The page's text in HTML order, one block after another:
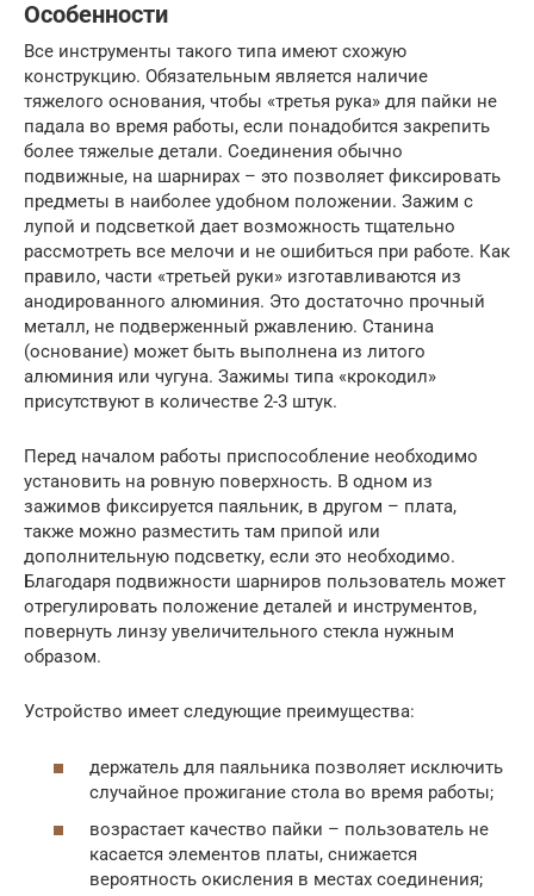
Особенности
Все инструменты такого типа имеют схожую
конструкцию. Обязательным является наличие
тяжелого основания, чтобы «третья рука» для пайки не
падала во время работы, если понадобится закрепить
более тяжелые детали. Соединения обычно
подвижные, на шарнирах – это позволяет фиксировать
предметы в наиболее удобном положении. Зажим с
лупой и подсветкой дает возможность тщательно
рассмотреть все мелочи и не ошибиться при работе. Как
правило, части «третьей руки» изготавливаются из
анодированного алюминия. Это достаточно прочный
металл, не подверженный ржавлению. Станина
(основание) может быть выполнена из литого
алюминия или чугуна. Зажимы типа «крокодил»
присутствуют в количестве 2-3 штук.
Перед началом работы приспособление необходимо
установить на ровную поверхность. В одном из
зажимов фиксируется паяльник, в другом – плата,
также можно разместить там припой или
дополнительную подсветку, если это необходимо.
Благодаря подвижности шарниров пользователь может
отрегулировать положение деталей и инструментов,
повернуть линзу увеличительного стекла нужным
образом.
Устройство имеет следующие преимущества:
держатель для паяльника позволяет исключить
случайное прожигание стола во время работы;
возрастает качество пайки – пользователь не
касается элементов платы, снижается
вероятность окисления в местах соединения;